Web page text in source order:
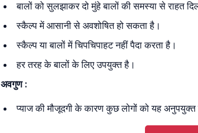
बालों को सुलझाकर दो मुंहे बालों की समस्या से राहत
स्कैल्प में आसानी से अवशोषित हो सकता है।
स्कैल्प या बालों में चिपचिपाहट नहीं पैदा करता है।
हर तरह के बालों के लिए उपयुक्त है।
अवगुण :
प्याज की मौजूदगी के कारण कुछ लोगों को यह